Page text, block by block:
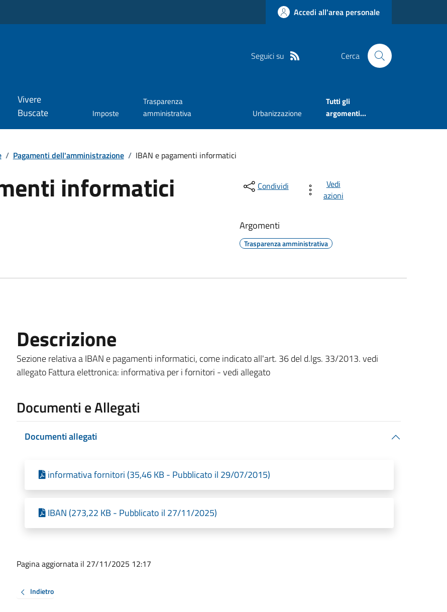
Accedi all'area personale
Seguici su Cerca
Vivere
Buscate
Imposte
Trasparenza
amministrativa
Urbanizzazione
Tutti gli
argomenti...
/ Pagamenti dell'amministrazione / IBAN e pagamenti informatici
informatici Condividi
Vedi
azioni
Argomenti
Trasparenza amministrativa
Descrizione
Sezione relativa a IBAN e pagamenti informatici, come indicato all'art. 36 del d.lgs. 33/2013. vedi
allegato Fattura elettronica: informativa per i fornitori - vedi allegato
Documenti e Allegati
Documenti allegati
informativa fornitori (35,46 KB - Pubblicato il 29/07/2015)
IBAN (273,22 KB - Pubblicato il 27/11/2025)
Pagina aggiornata il 27/11/2025 12:17
Indietro